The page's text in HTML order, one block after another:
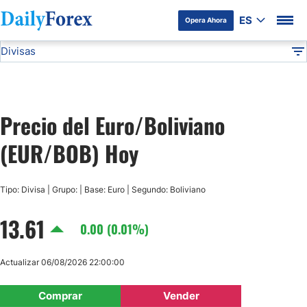
Opera Ahora ES
Divulgación del Anunciante
Divisas
USD/JPY
AUD/USD
Precio del Euro/Boliviano
(EUR/BOB) Hoy
Tipo: Divisa | Grupo: | Base: Euro | Segundo: Boliviano
13.61 0.00 (0.01%)
Comprar Vender
Actualizar 06/08/2026 22:00:00